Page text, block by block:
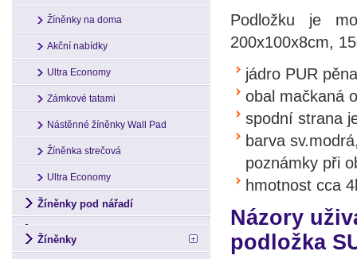
Podložku je
200x100x8cm,
jádro PUR
obal mačkaná
spodní strana
barva
poznámky při
hmotnost cca
Názory
podložka
Žíněnky na doma
Akční nabídky
Ultra Economy
Zámkové tatami
Nástěnné žíněnky Wall Pad
Žíněnka strečová
Ultra Economy
Žíněnky pod nářadí
Žíněnky